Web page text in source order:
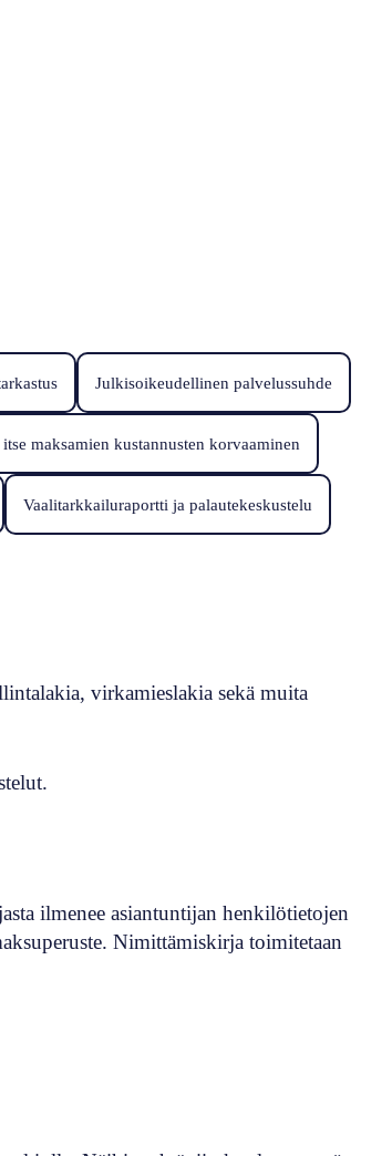
Julkisoikeudellinen palvelussuhde
maksamien kustannusten korvaaminen
Vaalitarkkailuraportti ja palautekeskustelu
virkamieslakia sekä muita
ilmenee asiantuntijan henkilötietojen
Nimittämiskirja toimitetaan